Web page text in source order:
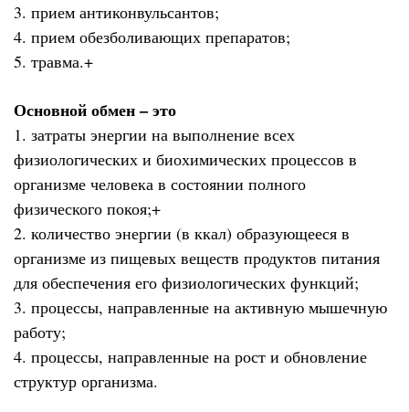
3. прием антиконвульсантов;
4. прием обезболивающих препаратов;
5. травма.+
Основной обмен – это
1. затраты энергии на выполнение всех
физиологических и биохимических процессов в
организме человека в состоянии полного
физического покоя;+
2. количество энергии (в ккал) образующееся в
организме из пищевых веществ продуктов питания
для обеспечения его физиологических функций;
3. процессы, направленные на активную мышечную
работу;
4. процессы, направленные на рост и обновление
структур организма.